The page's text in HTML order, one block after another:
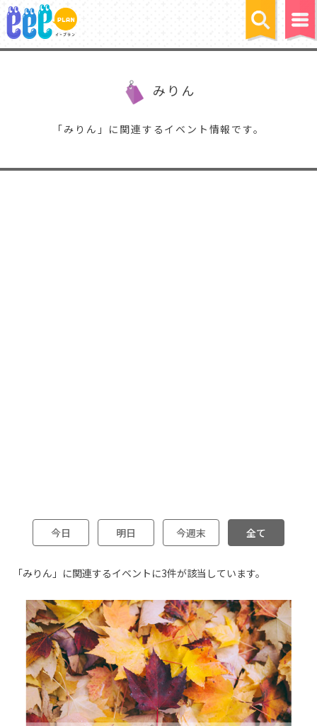
みりん
「みりん」に関連するイベント情報です。
今日 明日 今週末 全て
「みりん」に関連するイベントに3件が該当しています。